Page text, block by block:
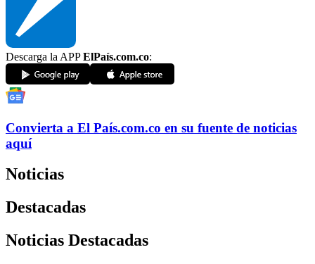
Descarga la APPElPaís.com.co:
Convierta a El País.com.co en su fuente de noticias
aquí
Noticias
Destacadas
Noticias Destacadas